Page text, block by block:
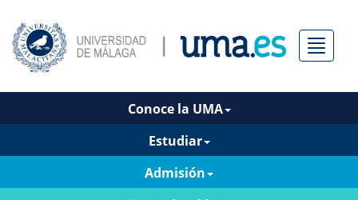
Menú
Conoce la UMA
Estudiar
Admisión